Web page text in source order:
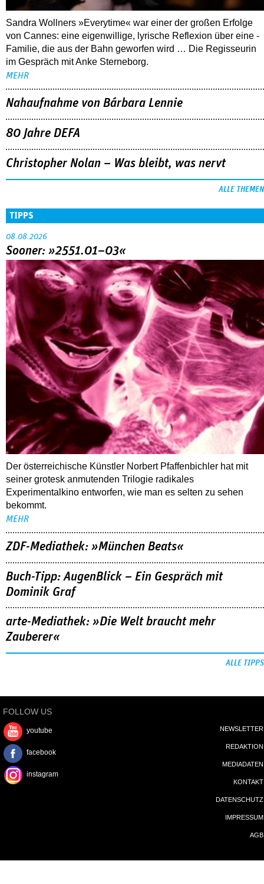
Sandra Wollners »Everytime« war einer der großen Erfolge
von Cannes: eine eigenwillige, lyrische Reflexion über eine ­
Familie, die aus der Bahn geworfen wird … Die Regisseurin
im Gespräch mit Anke Sterneborg.
MEHR
Nahaufnahme von Bárbara Lennie
80 Jahre DEFA
Christopher Nolan – Was bleibt, was nervt
ALLE THEMEN
TIPPS
08.08.2026
Sooner: »2551.01–03«
Der österreichische Künstler Norbert Pfaffenbichler hat mit
seiner grotesk anmutenden Trilogie radikales
Experimentalkino entworfen, wie man es selten zu sehen
bekommt.
MEHR
ZDF-Mediathek: »München Beats«
Buch-Tipp: AugenBlick – Ein Gespräch mit
Dominik Graf
arte-Mediathek: »Die Welt braucht mehr
Zauberer«
ALLE TIPPS
FOLLOW US
youtube
facebook
instagram
NEWSLETTER
REDAKTION
MEDIADATEN
KONTAKT
DATENSCHUTZ
IMPRESSUM
AGB